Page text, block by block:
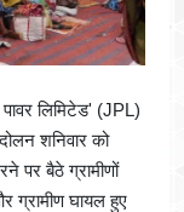
लिमिटेड' (JPL)
शनिवार को
पर बैठे ग्रामीणों
ग्रामीण घायल हुए